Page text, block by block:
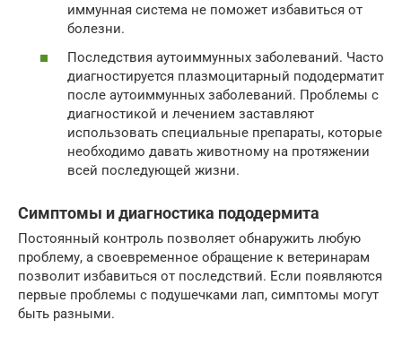
иммунная система не поможет избавиться от
болезни.
Последствия аутоиммунных заболеваний. Часто
диагностируется плазмоцитарный пододерматит
после аутоиммунных заболеваний. Проблемы с
диагностикой и лечением заставляют
использовать специальные препараты, которые
необходимо давать животному на протяжении
всей последующей жизни.
Симптомы и диагностика пододермита
Постоянный контроль позволяет обнаружить любую
проблему, а своевременное обращение к ветеринарам
позволит избавиться от последствий. Если появляются
первые проблемы с подушечками лап, симптомы могут
быть разными.